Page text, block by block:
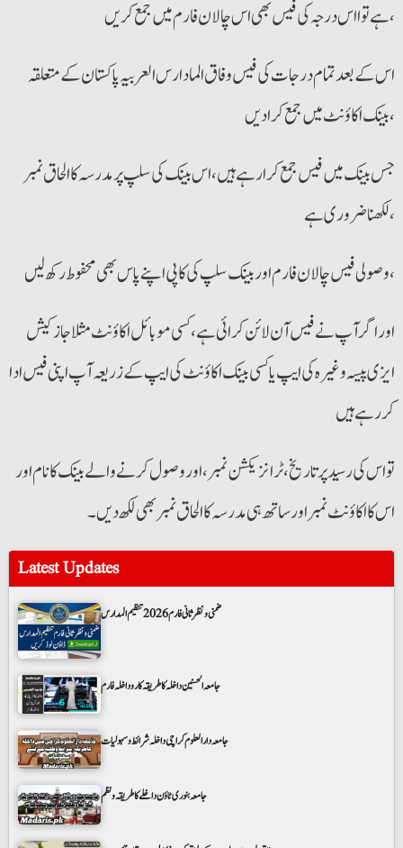
ہے تو ااس درجہ کی فیس بھی اس چالان فارم میں جمع کریں ،
اس کے بعد تما م درجات کی فیس وفاق المادارس العربیہ پاکستان کے متعلقہ
بینک اکاؤنٹ میں جمع کرادیں ،
جس بینک میں فیس جمع کرا رہے ہیں ،اس بینک کی سلپ پر مدرسہ کا الحاق نمبر
لکھنا ضروری ہے،
وصولی فیس چالان فارم اور بینک سلپ کی کاپی اپنے پاس بھی محفوط رکھ لیں،
اور اگر آپ نے فیس آن لائن کرائی ہے،کسی موبائل اکاؤنٹ مثلا جاز کیش
ایزی پیسہ وغیرہ کی ایپ یا کسی بینک اکاؤنٹ کی ایپ کے زریعہ آپ اپنی فیس ادا
کررہے ہیں
تو اس کی رسید پر تاریخ،ٹرانزیکشن نمبر، اور وصول کرنے والے بینک کا نام اور
اس کا اکاؤنٹ نمبر اور ساتھ ہی مدرسہ کا الحاق نمبر بھی لکھ دیں ۔
Latest Updates
ضمنی و نظر ثانی فارم 2026 تنظیم المدارس
جامعہ الحسنین داخلہ کا طریقہ کار و داخلہ فارم
جامعہ دارالعلوم کراچی داخلہ شرائط و سہولیات
جامعہ بنوری ٹاؤن داخلے کا طریقہ ونظم